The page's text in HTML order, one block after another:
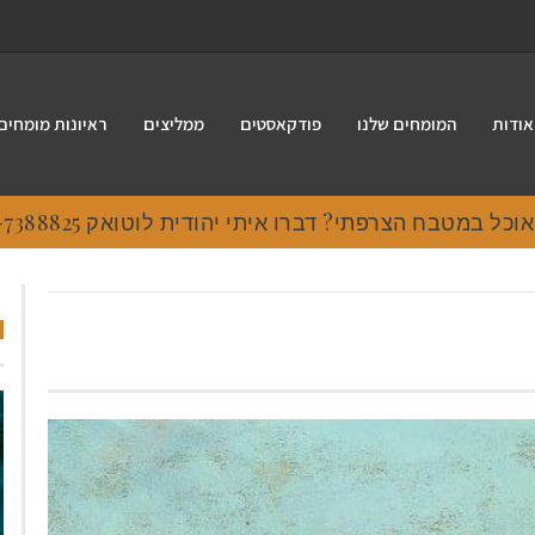
אודות המומחים שלנו פודקאסטים ממליצים ראיונות
במטבח הצרפתי? דברו איתי יהודית לוטואק 054-7388825.